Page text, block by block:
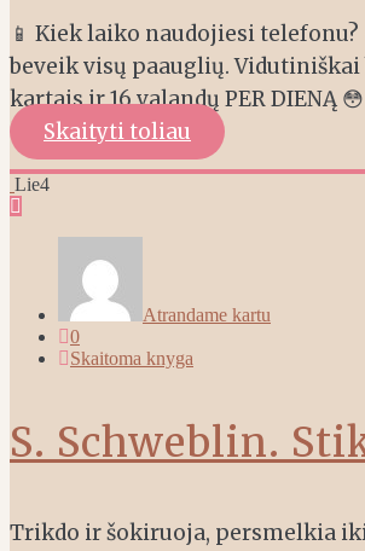
📱 Kiek laiko naudojiesi
beveik visų paauglių. Vidutiniškai
kartais ir 16 valandų PER DIENĄ
Skaityti toliau
Lie4
Atrandame kartu
0
Skaitoma knyga
S. Schweblin.
Trikdo ir šokiruoja, persmelkia